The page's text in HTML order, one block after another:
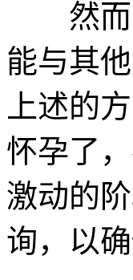
然而，
能与其
上述的
怀孕了
激动的
询，以